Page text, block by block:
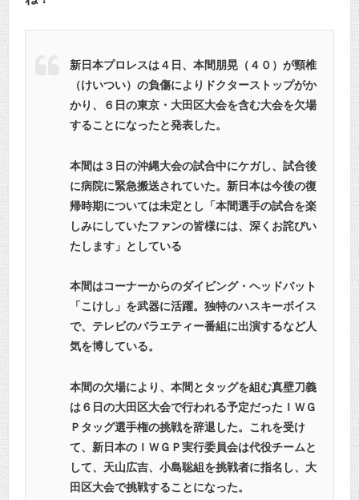
新日本プロレスは４日、本間朋晃（４０）が頸椎
（けいつい）の負傷によりドクターストップがか
かり、６日の東京・大田区大会を含む大会を欠場
することになったと発表した。
本間は３日の沖縄大会の試合中にケガし、試合後
に病院に緊急搬送されていた。新日本は今後の復
帰時期については未定とし「本間選手の試合を楽
しみにしていたファンの皆様には、深くお詫びい
たします」としている
本間はコーナーからのダイビング・ヘッドバット
「こけし」を武器に活躍。独特のハスキーボイス
で、テレビのバラエティー番組に出演するなど人
気を博している。
本間の欠場により、本間とタッグを組む真壁刀義
は６日の大田区大会で行われる予定だったＩＷＧ
Ｐタッグ選手権の挑戦を辞退した。これを受け
て、新日本のＩＷＧＰ実行委員会は代役チームと
して、天山広吉、小島聡組を挑戦者に指名し、大
田区大会で挑戦することになった。